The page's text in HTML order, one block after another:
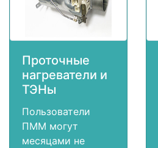
Проточные
нагреватели и
ТЭНы
Пользователи
ПММ могут
месяцами не